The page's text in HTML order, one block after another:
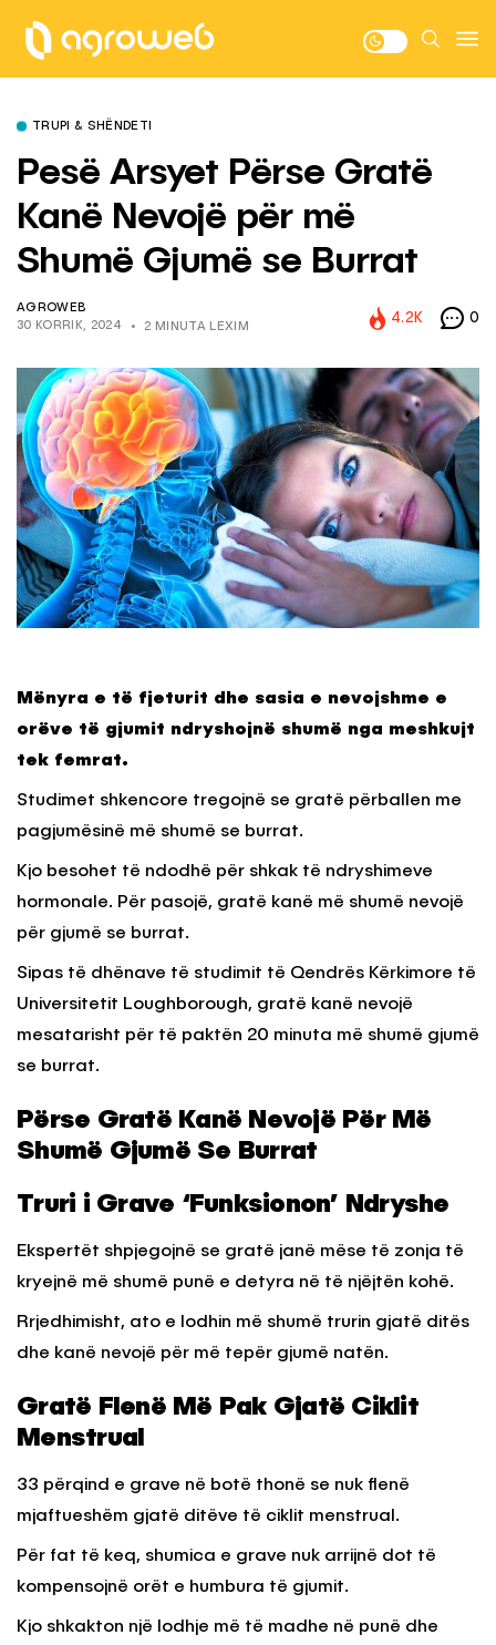
TRUPI & SHËNDETI
Pesë Arsyet Përse Gratë
Kanë Nevojë për më
Shumë Gjumë se Burrat
AGROWEB
30 KORRIK, 2024
2 MINUTA LEXIM
4.2K 0
Mënyra e të fjeturit dhe sasia e nevojshme e
orëve të gjumit ndryshojnë shumë nga meshkujt
tek femrat.
Studimet shkencore tregojnë se gratë përballen me
pagjumësinë më shumë se burrat.
Kjo besohet të ndodhë për shkak të ndryshimeve
hormonale. Për pasojë, gratë kanë më shumë nevojë
për gjumë se burrat.
Sipas të dhënave të studimit të Qendrës Kërkimore të
Universitetit Loughborough, gratë kanë nevojë
mesatarisht për të paktën 20 minuta më shumë gjumë
se burrat.
Përse Gratë Kanë Nevojë Për Më
Shumë Gjumë Se Burrat
Truri i Grave ‘Funksionon’ Ndryshe
Ekspertët shpjegojnë se gratë janë mëse të zonja të
kryejnë më shumë punë e detyra në të njëjtën kohë.
Rrjedhimisht, ato e lodhin më shumë trurin gjatë ditës
dhe kanë nevojë për më tepër gjumë natën.
Gratë Flenë Më Pak Gjatë Ciklit
Menstrual
33 përqind e grave në botë thonë se nuk flenë
mjaftueshëm gjatë ditëve të ciklit menstrual.
Për fat të keq, shumica e grave nuk arrijnë dot të
kompensojnë orët e humbura të gjumit.
Kjo shkakton një lodhje më të madhe në punë dhe